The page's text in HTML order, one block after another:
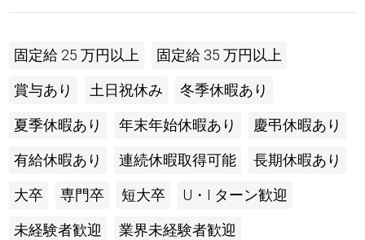
固定給 25 万円以上 固定給 35 万円以上
賞与あり 土日祝休み 冬季休暇あり
夏季休暇あり 年末年始休暇あり 慶弔休暇あり
有給休暇あり 連続休暇取得可能 長期休暇あり
大卒 専門卒 短大卒 U・I ターン歓迎
未経験者歓迎 業界未経験者歓迎